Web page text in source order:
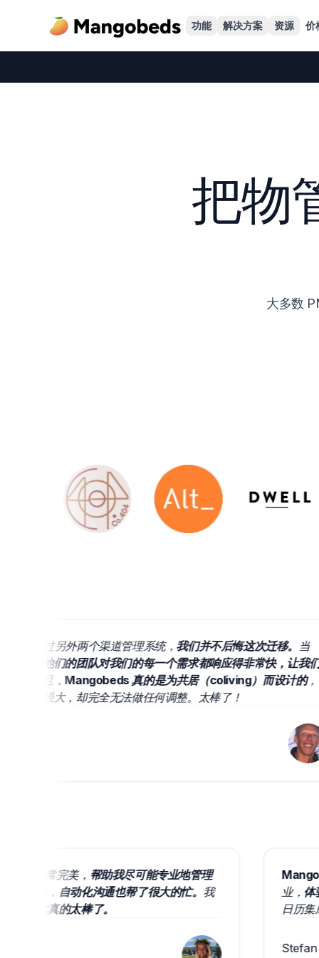
功能 解决方案 资源 价
把物
大多数
另外两个渠道管理系统，我们并不后悔这次迁移。当
他们的团队对我们的每一个需求都响应得非常快，让我们
Mangobeds 真的是为共居（coliving）而设计的，
大，却完全无法做任何调整。太棒了！
订软件运行得非常完美，帮助我尽可能专业地管理
调整的选项很多，自动化沟通也帮了很大的忙。
就被实现了，这真的太棒了。